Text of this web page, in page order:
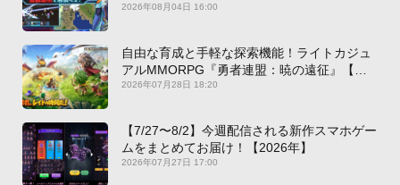
2026年08月04日 16:00
自由な育成と手軽な探索機能！ライトカジュ
アルMMORPG『勇者連盟：暁の遠征』【最
新作PICKUP】
2026年07月28日 18:20
【7/27〜8/2】今週配信される新作スマホゲー
ムをまとめてお届け！【2026年】
2026年07月27日 17:00